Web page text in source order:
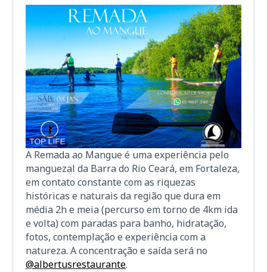
A Remada ao Mangue é uma experiência pelo
manguezal da Barra do Rio Ceará, em Fortaleza,
em contato constante com as riquezas
históricas e naturais da região que dura em
média 2h e meia (percurso em torno de 4km ida
e volta) com paradas para banho, hidratação,
fotos, contemplação e experiência com a
natureza. A concentração e saída será no
@albertusrestaurante.